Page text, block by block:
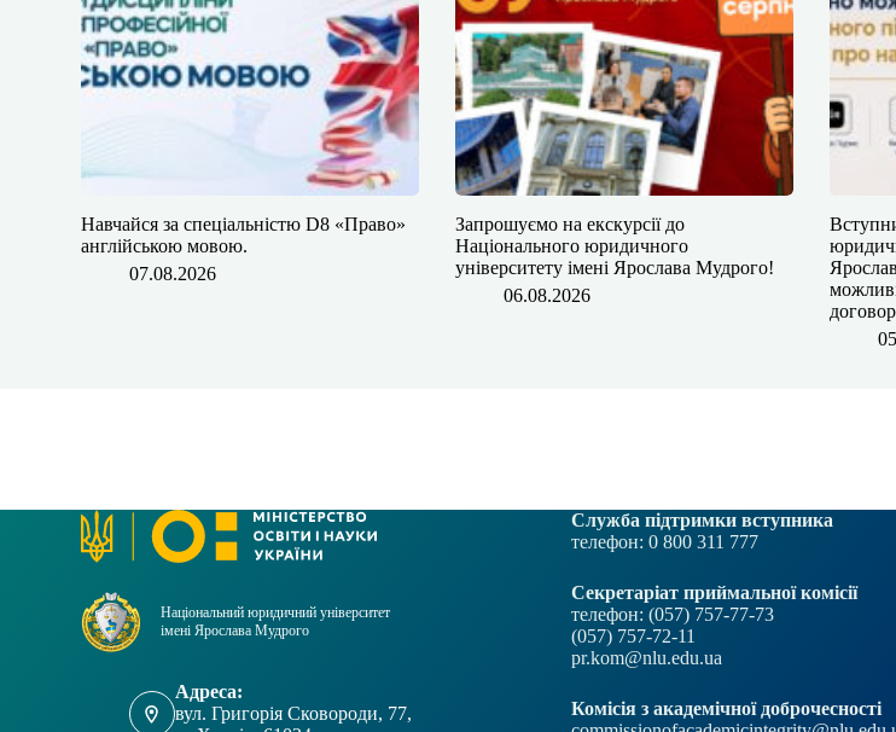
​​Навчайся за спеціальністю D8 «Право»
англійською мовою.
07.08.2026
​​Запрошуємо на екскурсії до
Національного юридичного
університету імені Ярослава Мудрого!
06.08.2026
Національний юридичний університет
імені Ярослава Мудрого
Адреса:
вул. Григорія Сковороди, 77,
Служба підтримки вступника
телефон: 0 800 311 777
Секретаріат приймальної комісії
телефон: (057) 757-77-73
(057) 757-72-11
pr.kom@nlu.edu.ua
Комісія з академічної доброчесності